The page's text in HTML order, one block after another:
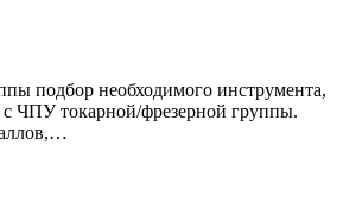
подбор необходимого инструмента,
с ЧПУ токарной/фрезерной группы.